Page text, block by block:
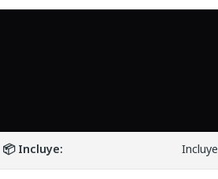
Micrófono Audio
📦 Incluye: